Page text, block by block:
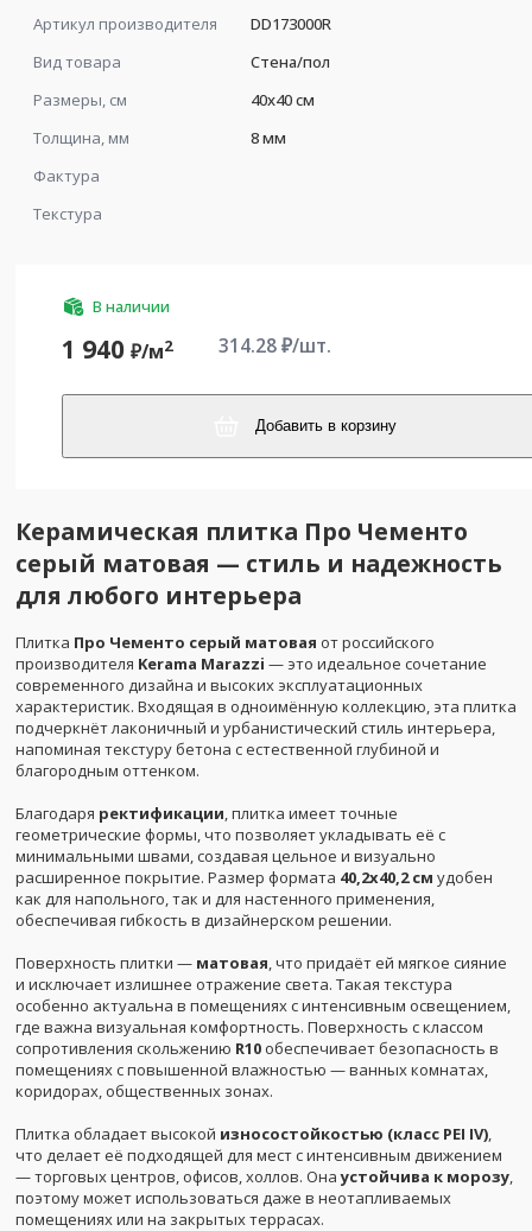
Артикул производителя
DD173000R
Вид товара
Стена/пол
Размеры, см
40x40 см
Толщина, мм
8 мм
Фактура
Текстура
В наличии
1 940 ₽/м2 314.28₽/шт.
Добавить в корзину
Керамическая плитка Про Чементо
серый матовая — стиль и надежность
для любого интерьера
Плитка Про Чементо серый матовая от российского
производителя Kerama Marazzi — это идеальное сочетание
современного дизайна и высоких эксплуатационных
характеристик. Входящая в одноимённую коллекцию, эта плитка
подчеркнёт лаконичный и урбанистический стиль интерьера,
напоминая текстуру бетона с естественной глубиной и
благородным оттенком.
Благодаря ректификации , плитка имеет точные
геометрические формы, что позволяет укладывать её с
минимальными швами, создавая цельное и визуально
расширенное покрытие. Размер формата 40,2x40,2 см удобен
как для напольного, так и для настенного применения,
обеспечивая гибкость в дизайнерском решении.
Поверхность плитки — матовая , что придаёт ей мягкое сияние
и исключает излишнее отражение света. Такая текстура
особенно актуальна в помещениях с интенсивным освещением,
где важна визуальная комфортность. Поверхность с классом
сопротивления скольжению R10 обеспечивает безопасность в
помещениях с повышенной влажностью — ванных комнатах,
коридорах, общественных зонах.
Плитка обладает высокой износостойкостью (класс PEI IV)
что делает её подходящей для мест с интенсивным движением
— торговых центров, офисов, холлов. Онаустойчива к морозу
поэтому может использоваться даже в неотапливаемых
помещениях или на закрытых террасах.